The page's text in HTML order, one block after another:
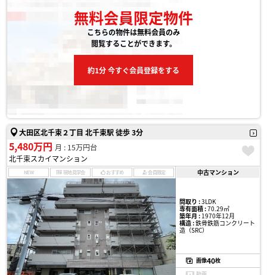
無料会員限定物件
こちらの物件は無料会員のみ
閲覧することができます。
約1分 今すぐ会員登録をする
大田区北千束２丁目 北千束駅 徒歩 3分
5,480万円 月 : 15万円台
北千束スカイマンション
NEW 現地見学会 おすすめ 会員限定 中古マンション
間取り :3LDK
専有面積 :70.29㎡
築年月 :1970年12月
構造 :鉄骨鉄筋コンクリート
造（SRC）
画像40枚